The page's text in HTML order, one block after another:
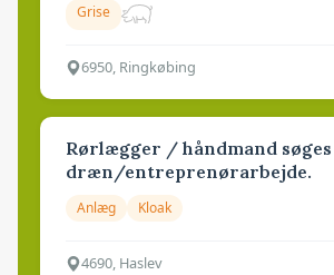
Grise
6950, Ringkøbing
Rørlægger / håndmand
dræn/entreprenørarbejde.
Anlæg Kloak
4690, Haslev